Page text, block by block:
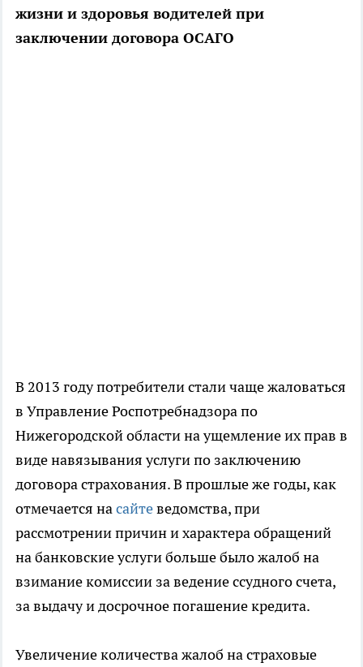
жизни и здоровья водителей при
заключении договора ОСАГО
В 2013 году потребители стали чаще жаловаться
в Управление Роспотребнадзора по
Нижегородской области на ущемление их прав в
виде навязывания услуги по заключению
договора страхования. В прошлые же годы, как
отмечается насайтеведомства, при
рассмотрении причин и характера обращений
на банковские услуги больше было жалоб на
взимание комиссии за ведение ссудного счета,
за выдачу и досрочное погашение кредита.
Увеличение количества жалоб на страховые